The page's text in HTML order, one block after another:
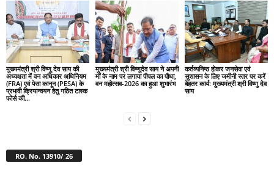
मुख्यमंत्री श्री विष्णु देव साय की
अध्यक्षता में वन अधिकार अधिनियम
(FRA) एवं पेसा कानून (PESA) के
प्रभावी क्रियान्वयन हेतु गठित टास्क
फोर्स की...
मुख्यमंत्री श्री विष्णुदेव साय ने अपनी
माँ के नाम पर लगाया पीपल का पौधा,
वन महोत्सव-2026 का हुआ शुभारंभ
कर्तव्यनिष्ठ होकर जनसेवा एवं
सुशासन के लिए जमीनी स्तर पर करें
बेहतर कार्य: मुख्यमंत्री श्री विष्णु देव
साय
RO. No. 13910/ 26